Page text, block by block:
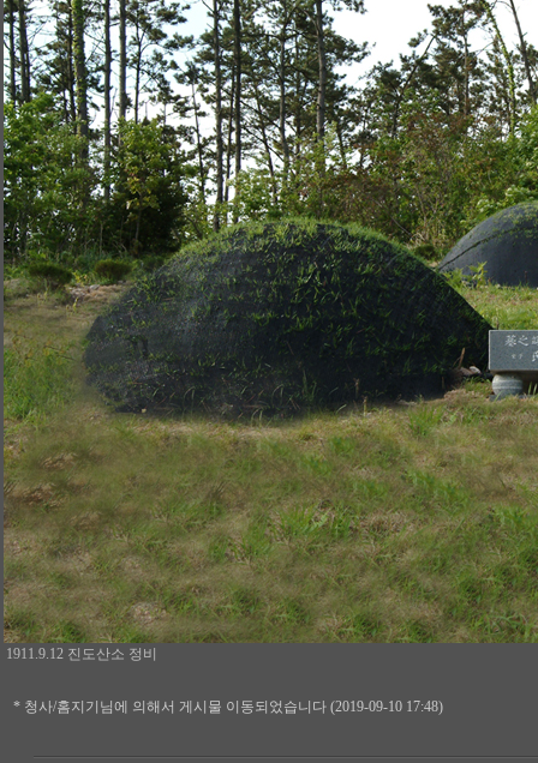
1911.9.12 진도산소 정비
* 청사/홈지기님에 의해서 게시물 이동되었습니다 (2019-09-10 17:48)